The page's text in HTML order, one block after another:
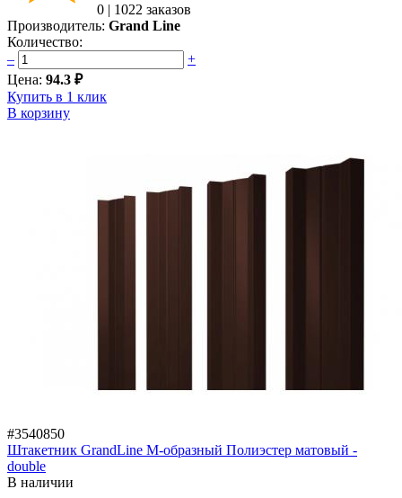
0 | 1022 заказов
Производитель: Grand Line
Количество:
–
+
Цена: 94.3 ₽
Купить в 1 клик
В корзину
#3540850
Штакетник GrandLine M-образный Полиэстер матовый -
double
В наличии